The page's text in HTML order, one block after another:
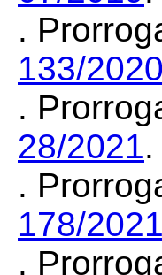
.
133/2020
.
28/2021.
.
178/2021
.